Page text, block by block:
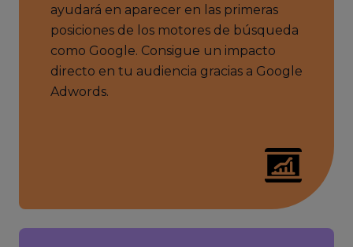
ayudará en aparecer en las primeras
posiciones de los motores de búsqueda
como Google. Consigue un impacto
directo en tu audiencia gracias a Google
Adwords.